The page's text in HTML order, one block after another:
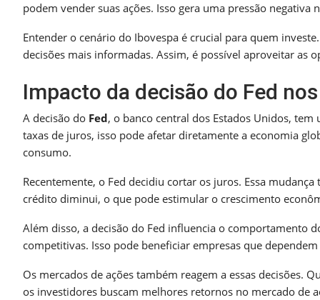
podem vender suas ações. Isso gera uma pressão negativa
Entender o cenário do Ibovespa é crucial para quem
decisões mais informadas. Assim, é possível aproveitar as
Impacto da decisão do Fed
A decisão do Fed, o banco central dos Estados Unidos,
taxas de juros, isso pode afetar diretamente a economia
consumo.
Recentemente, o Fed decidiu cortar os juros. Essa
crédito diminui, o que pode estimular o crescimento
Além disso, a decisão do Fed influencia o comportamento
competitivas. Isso pode beneficiar empresas que
Os mercados de ações também reagem a essas decisões.
os investidores buscam melhores retornos no mercado de